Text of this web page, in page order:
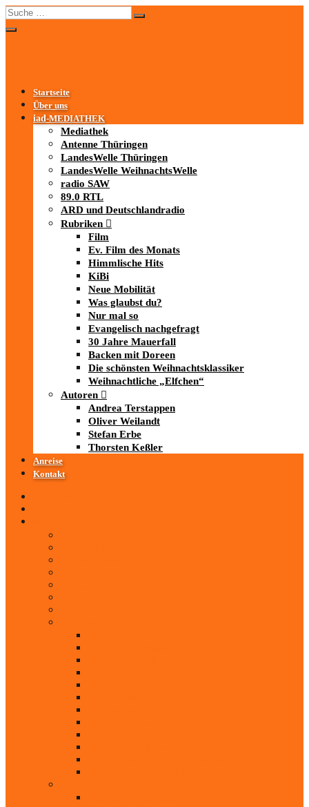
Startseite
Über uns
iad-MEDIATHEK
Mediathek
Antenne Thüringen
LandesWelle Thüringen
LandesWelle WeihnachtsWelle
radio SAW
89.0 RTL
ARD und Deutschlandradio
Rubriken
Film
Ev. Film des Monats
Himmlische Hits
KiBi
Neue Mobilität
Was glaubst du?
Nur mal so
Evangelisch nachgefragt
30 Jahre Mauerfall
Backen mit Doreen
Die schönsten Weihnachtsklassiker
Weihnachtliche „Elfchen“
Autoren
Andrea Terstappen
Oliver Weilandt
Stefan Erbe
Thorsten Keßler
Anreise
Kontakt